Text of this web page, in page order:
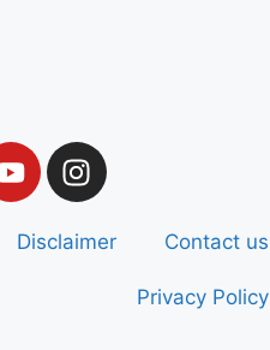
Disclaimer Contact us
Privacy Policy